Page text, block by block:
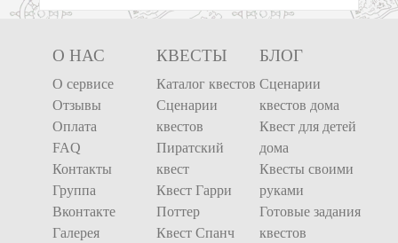
О НАС
О сервисе
Отзывы
Оплата
FAQ
Контакты
Группа
Вконтакте
Галерея
КВЕСТЫ
Каталог квестов
Сценарии
квестов
Пиратский
квест
Квест Гарри
Поттер
Квест Спанч
БЛОГ
Сценарии
квестов дома
Квест для детей
дома
Квесты своими
руками
Готовые задания
квестов